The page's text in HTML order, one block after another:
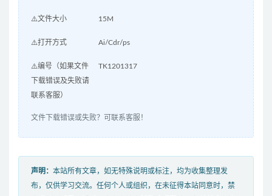
⚠️文件大小 15M
⚠️打开方式 Ai/Cdr/ps
⚠️编号（如果文件
下载错误及失败请
联系客服）
TK1201317
文件下载错误或失败？可联系客服！
声明： 本站所有文章，如无特殊说明或标注，均为收集整理发
布，仅供学习交流。任何个人或组织，在未征得本站同意时，禁